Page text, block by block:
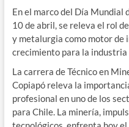
En el marco del Día Mundial
10 de abril, se releva el rol
y metalurgia como motor de
crecimiento para la industria
La carrera de Técnico en
Copiapó releva la
profesional en uno de los
para Chile. La minería,